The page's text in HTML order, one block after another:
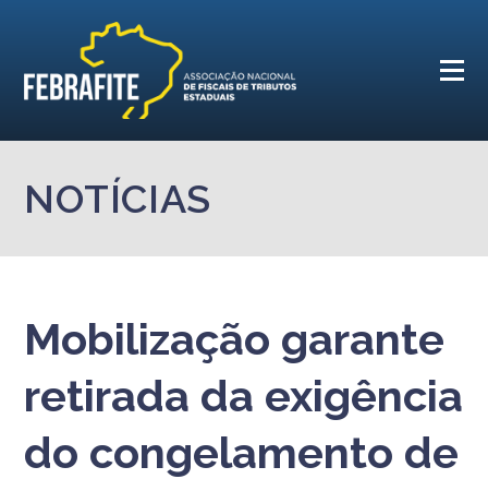
NOTÍCIAS
Mobilização garante
retirada da exigência
do congelamento de